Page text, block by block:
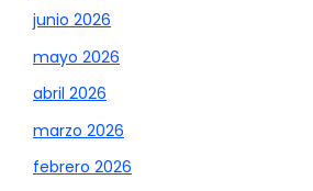
junio 2026
mayo 2026
abril 2026
marzo 2026
febrero 2026